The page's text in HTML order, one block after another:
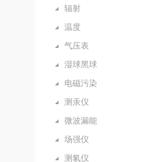
辐射
温度
气压表
湿球黑球
电磁污染
测汞仪
微波漏能
场强仪
测氡仪